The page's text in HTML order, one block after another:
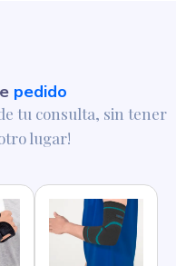
pedido
tu consulta, sin tener
lugar!